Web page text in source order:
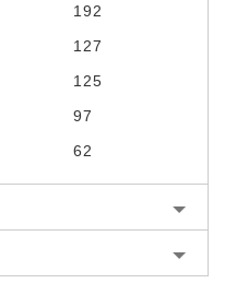
192
127
125
97
62